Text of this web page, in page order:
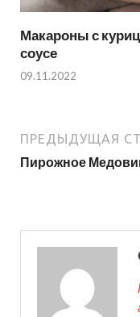
Макароны с
соусе
09.11.2022
ПРЕДЫДУЩАЯ
Пирожное